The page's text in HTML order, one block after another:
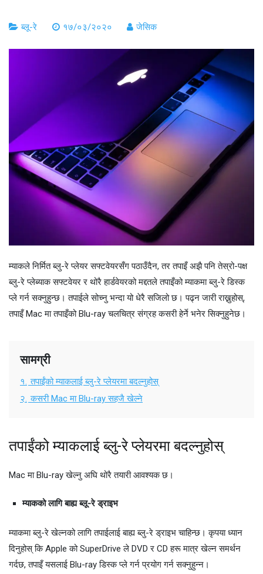
ब्लू-रे १७/०३/२०२० जेसिक
म्याकले निर्मित ब्लु-रे प्लेयर सफ्टवेयरसँग पठाउँदैन, तर तपाइँ अझै पनि तेस्रो-पक्ष
ब्लु-रे प्लेब्याक सफ्टवेयर र थोरै हार्डवेयरको मद्दतले तपाइँको म्याकमा ब्लु-रे डिस्क
प्ले गर्न सक्नुहुन्छ। तपाईले सोच्नु भन्दा यो धेरै सजिलो छ। पढ्न जारी राख्नुहोस्,
तपाइँ Mac मा तपाइँको Blu-ray चलचित्र संग्रह कसरी हेर्ने भनेर सिक्नुहुनेछ।
सामग्री
१. तपाईंको म्याकलाई ब्लु-रे प्लेयरमा बदल्नुहोस्
२. कसरी Mac मा Blu-ray सहजै खेल्ने
तपाईंको म्याकलाई ब्लु-रे प्लेयरमा बदल्नुहोस्
Mac मा Blu-ray खेल्नु अघि थोरै तयारी आवश्यक छ।
म्याकको लागि बाह्य ब्लू-रे ड्राइभ
म्याकमा ब्लु-रे खेल्नको लागि तपाईलाई बाह्य ब्लु-रे ड्राइभ चाहिन्छ। कृपया ध्यान
दिनुहोस् कि Apple को SuperDrive ले DVD र CD हरू मात्र खेल्न समर्थन
गर्दछ, तपाइँ यसलाई Blu-ray डिस्क प्ले गर्न प्रयोग गर्न सक्नुहुन्न।